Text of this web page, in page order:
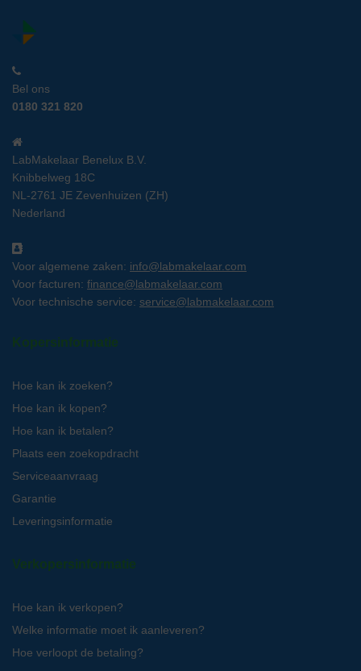
Bel ons
0180 321 820
LabMakelaar Benelux B.V.
Knibbelweg 18C
NL-2761 JE Zevenhuizen (ZH)
Nederland
Voor algemene zaken: info@labmakelaar.com
Voor facturen: finance@labmakelaar.com
Voor technische service: service@labmakelaar.com
Kopersinformatie
Hoe kan ik zoeken?
Hoe kan ik kopen?
Hoe kan ik betalen?
Plaats een zoekopdracht
Serviceaanvraag
Garantie
Leveringsinformatie
Verkopersinformatie
Hoe kan ik verkopen?
Welke informatie moet ik aanleveren?
Hoe verloopt de betaling?